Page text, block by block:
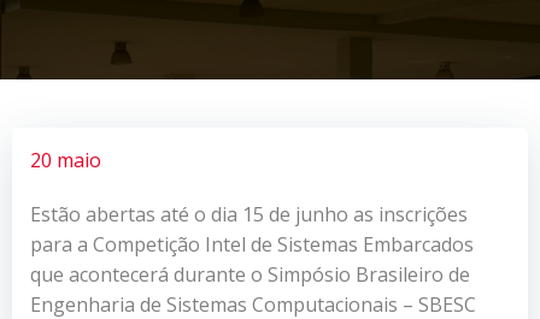
20 maio
Estão abertas até o dia 15 de junho as inscrições
para a Competição Intel de Sistemas Embarcados
que acontecerá durante o Simpósio Brasileiro de
Engenharia de Sistemas Computacionais – SBESC